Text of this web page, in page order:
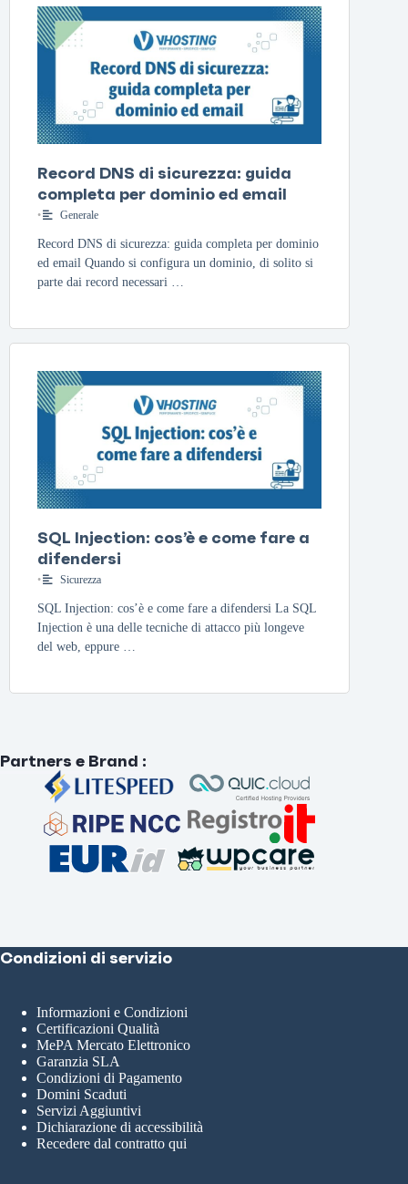
Record DNS di sicurezza: guida
completa per dominio ed email
• Generale
Record DNS di sicurezza: guida completa per dominio
ed email Quando si configura un dominio, di solito si
parte dai record necessari …
SQL Injection: cos’è e come fare a
difendersi
• Sicurezza
SQL Injection: cos’è e come fare a difendersi La SQL
Injection è una delle tecniche di attacco più longeve
del web, eppure …
Partners e Brand :
Condizioni di servizio
Informazioni e Condizioni
Certificazioni Qualità
MePA Mercato Elettronico
Garanzia SLA
Condizioni di Pagamento
Domini Scaduti
Servizi Aggiuntivi
Dichiarazione di accessibilità
Recedere dal contratto qui